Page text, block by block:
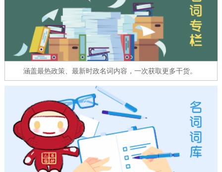
绿色北京 图说北京 视频北京
多语种
ENGLISH 한국어 日本語
FRANÇAIS
ESPAÑOL العربية PORTUGUÊS
ITALIANO
涵盖最热政策、最新时政名词内容，一次获取更多干货。